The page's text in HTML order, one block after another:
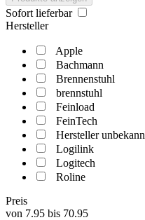
Sofort lieferbar
Hersteller
Apple
Bachmann
Brennenstuhl
brennstuhl
Feinload
FeinTech
Hersteller
Logilink
Logitech
Roline
Preis
von 7.95 bis 70.95